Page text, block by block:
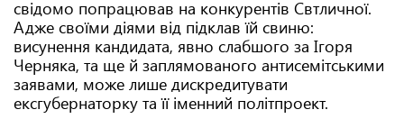
свідомо попрацював на конкурентів Свтличної.
Адже своїми діями від підклав їй свиню:
висунення кандидата, явно слабшого за Ігоря
Черняка, та ще й заплямованого антисемітськими
заявами, може лише дискредитувати
ексгубернаторку та її іменний політпроект.